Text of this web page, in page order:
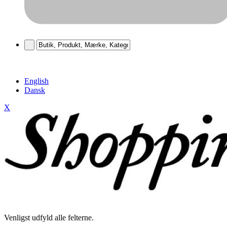
English
Dansk
X
Venligst udfyld alle felterne.